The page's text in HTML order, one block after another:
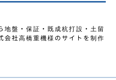
地盤・保証・既成杭打設・土留
会社高橋重機様のサイトを制作